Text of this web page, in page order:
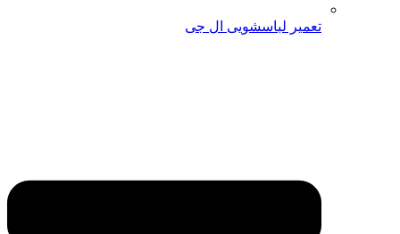
تعمیر لباسشویی ال جی